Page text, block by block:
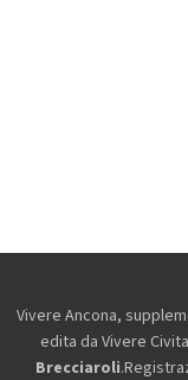
Vivere Ancona,
edita da Vivere
Brecciaroli